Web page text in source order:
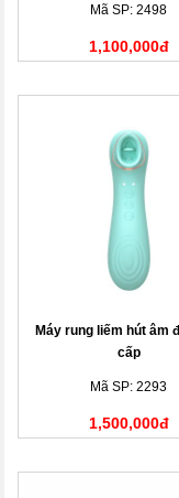
Mã SP: 2498
1,100,000đ
Máy rung liếm hút âm
cấp
Mã SP: 2293
1,500,000đ